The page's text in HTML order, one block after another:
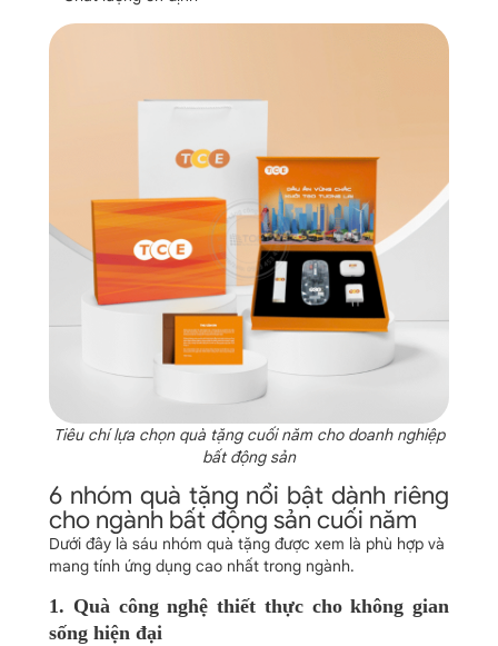
Tiêu chí lựa chọn quà tặng cuối năm cho doanh nghiệp
bất động sản
6 nhóm quà tặng nổi bật dành riêng
cho ngành bất động sản cuối năm
Dưới đây là sáu nhóm quà tặng được xem là phù hợp và
mang tính ứng dụng cao nhất trong ngành.
1. Quà công nghệ thiết thực cho không gian
sống hiện đại